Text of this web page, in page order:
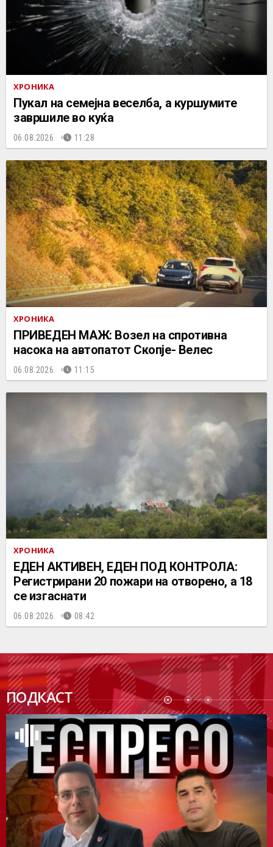
ХРОНИКА
Пукал на семејна веселба, а куршумите
завршиле во куќа
06.08.2026. 11:28
ХРОНИКА
ПРИВЕДЕН МАЖ: Возел на спротивна
насока на автопатот Скопје- Велес
06.08.2026. 11:15
ХРОНИКА
ЕДЕН АКТИВЕН, ЕДЕН ПОД КОНТРОЛА:
Регистрирани 20 пожари на отворено, a 18
се изгаснати
06.08.2026. 08:42
ПОДКАСТ
ПОДК
АСТ